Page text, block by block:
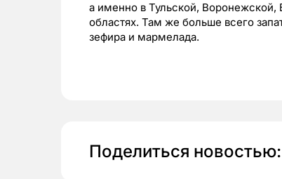
а именно в Тульской,
областях. Там же больше всего
зефира и мармелада.
Поделиться новостью: